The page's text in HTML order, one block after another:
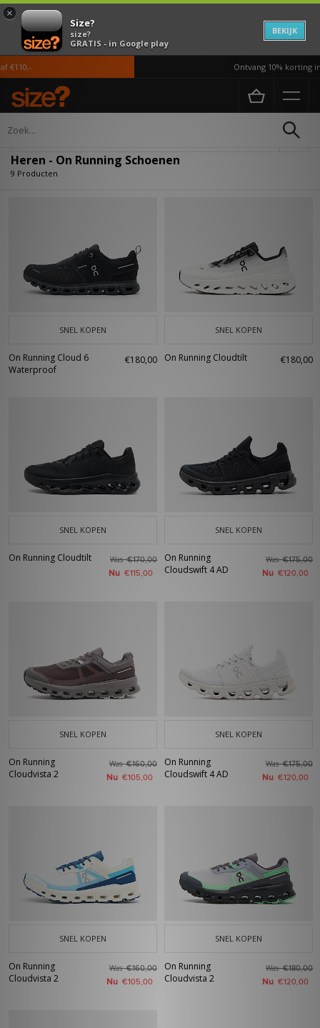
×
Size?
size?
GRATIS - in Google play
BEKIJK
Ontvang 10% korting in
Home Heren
Heren - On Running Schoenen
9 Producten
SNEL KOPEN
On Running Cloud 6
Waterproof
€180,00
SNEL KOPEN
On Running Cloudtilt €180,00
SNEL KOPEN
On Running Cloudtilt Was€170,00
Nu €115,00
SNEL KOPEN
On Running
Cloudswift 4 AD
Was€175,00
Nu €120,00
SNEL KOPEN
On Running
Cloudvista 2
Was€160,00
Nu €105,00
SNEL KOPEN
On Running
Cloudswift 4 AD
Was€175,00
Nu €120,00
SNEL KOPEN
On Running
Cloudvista 2
Was€160,00
Nu €105,00
SNEL KOPEN
On Running
Cloudvista 2
Was€180,00
Nu €120,00